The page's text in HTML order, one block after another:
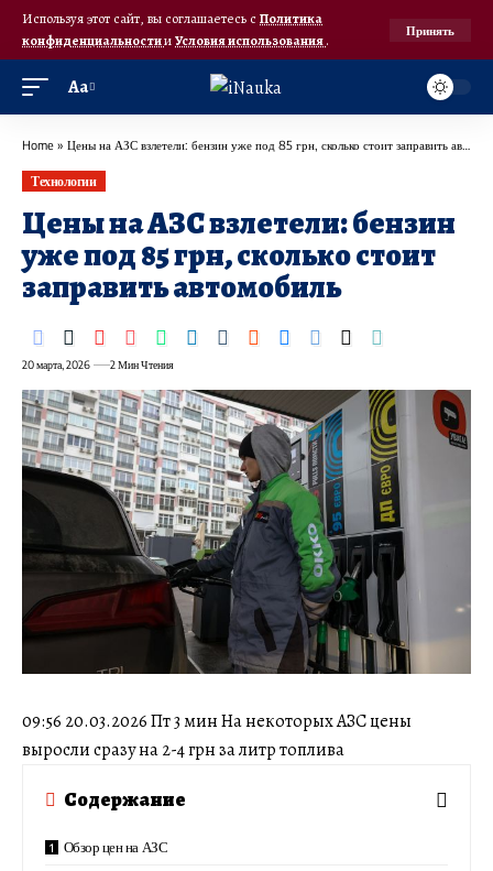
Используя этот сайт, вы соглашаетесь с Политика
конфиденциальностииУсловия использования.
Принять
Аа
Home » Цены на АЗС взлетели: бензин уже под 85 грн, сколько стоит заправить автомобиль
Технологии
Цены на АЗС взлетели: бензин
уже под 85 грн, сколько стоит
заправить автомобиль
20 марта, 2026 2 Мин Чтения
09:56 20.03.2026 Пт 3 мин На некоторых АЗС цены
выросли сразу на 2-4 грн за литр топлива
Содержание
Обзор цен на АЗС